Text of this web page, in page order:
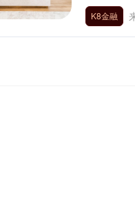
K8金融